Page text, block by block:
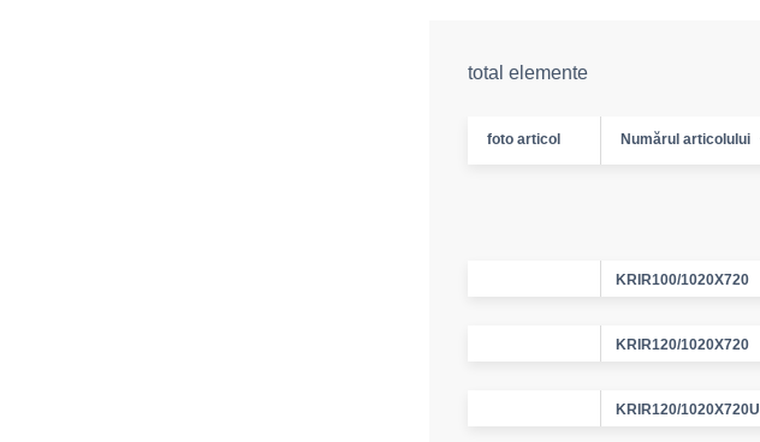
total elemente
foto articol Numărul articolului
KRIR100/1020X720
KRIR120/1020X720
KRIR120/1020X720U